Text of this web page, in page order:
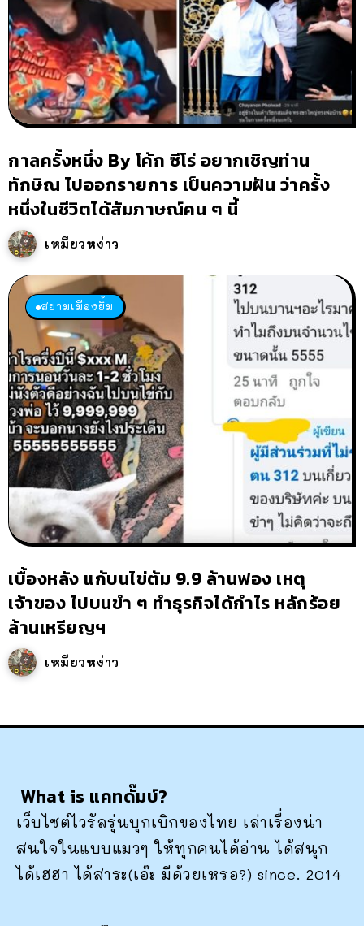
กาลครั้งหนึ่ง By โค้ก ซีโร่ อยากเชิญท่าน
ทักษิณ ไปออกรายการ เป็นความฝัน ว่าครั้ง
หนึ่งในชีวิตได้สัมภาษณ์คน ๆ นี้
เหมียวหง่าว
สยามเมืองยิ้ม
เบื้องหลัง แก้บนไข่ต้ม 9.9 ล้านฟอง เหตุ
เจ้าของ ไปบนขำ ๆ ทำธุรกิจได้กำไร หลักร้อย
ล้านเหรียญฯ
เหมียวหง่าว
What is แคทดั๊มบ์?
เว็บไซต์ไวรัลรุ่นบุกเบิกของไทย เล่าเรื่องน่า
สนใจในแบบแมวๆ ให้ทุกคนได้อ่าน ได้สนุก
ได้เฮฮา ได้สาระ(เอ๊ะ มีด้วยเหรอ?) since. 2014